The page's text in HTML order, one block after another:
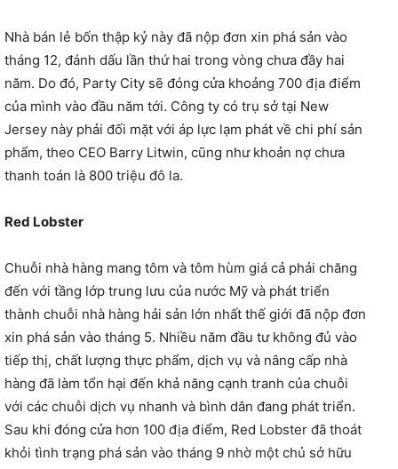
Nhà bán lẻ bốn thập kỷ này đã nộp đơn xin phá sản vào
tháng 12, đánh dấu lần thứ hai trong vòng chưa đầy hai
năm. Do đó, Party City sẽ đóng cửa khoảng 700 địa điểm
của mình vào đầu năm tới. Công ty có trụ sở tại New
Jersey này phải đối mặt với áp lực lạm phát về chi phí sản
phẩm, theo CEO Barry Litwin, cũng như khoản nợ chưa
thanh toán là 800 triệu đô la.
Red Lobster
Chuỗi nhà hàng mang tôm và tôm hùm giá cả phải chăng
đến với tầng lớp trung lưu của nước Mỹ và phát triển
thành chuỗi nhà hàng hải sản lớn nhất thế giới đã nộp đơn
xin phá sản vào tháng 5. Nhiều năm đầu tư không đủ vào
tiếp thị, chất lượng thực phẩm, dịch vụ và nâng cấp nhà
hàng đã làm tổn hại đến khả năng cạnh tranh của chuỗi
với các chuỗi dịch vụ nhanh và bình dân đang phát triển.
Sau khi đóng cửa hơn 100 địa điểm, Red Lobster đã thoát
khỏi tình trạng phá sản vào tháng 9 nhờ một chủ sở hữu